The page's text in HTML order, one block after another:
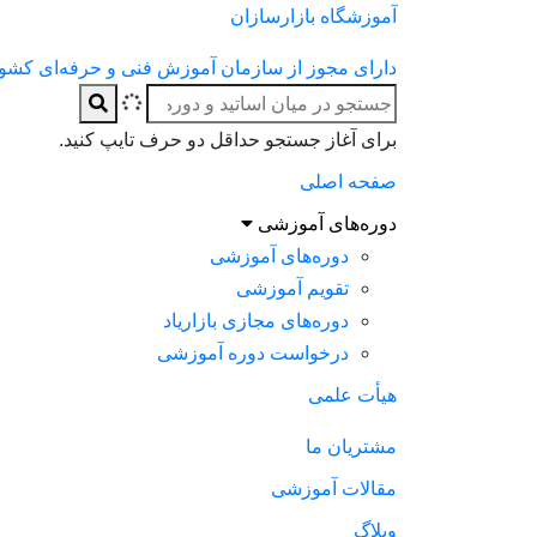
آموزشگاه بازارسازان
دارای مجوز از سازمان آموزش فنی و حرفه‌ای
برای آغاز جستجو حداقل دو حرف تایپ کنید.
صفحه اصلی
دوره‌های آموزشی
دوره‌های آموزشی
تقویم آموزشی
دوره‌های مجازی بازاریاد
درخواست دوره آموزشی
هیأت علمی
مشتریان ما
مقالات آموزشی
وبلاگ